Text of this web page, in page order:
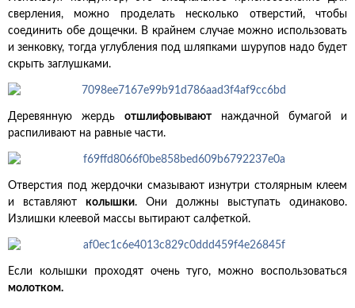
сверления, можно проделать несколько отверстий, чтобы
соединить обе дощечки. В крайнем случае можно использовать
и зенковку, тогда углубления под шляпками шурупов надо будет
скрыть заглушками.
Деревянную жердь отшлифовывают наждачной бумагой и
распиливают на равные части.
Отверстия под жердочки смазывают изнутри столярным клеем
и вставляют колышки. Они должны выступать одинаково.
Излишки клеевой массы вытирают салфеткой.
Если колышки проходят очень туго, можно воспользоваться
молотком.